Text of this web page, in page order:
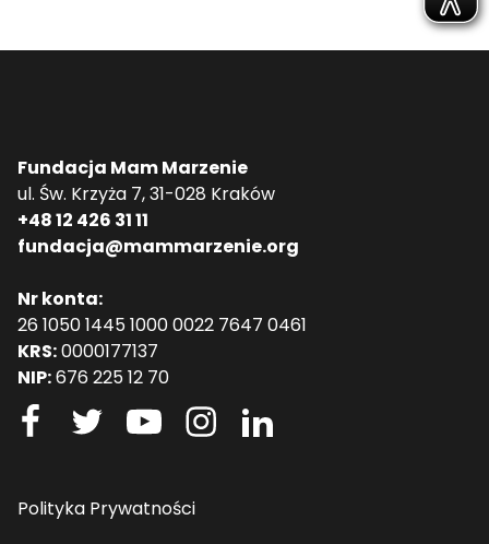
Fundacja Mam Marzenie
ul. Św. Krzyża 7, 31-028 Kraków
+48 12 426 31 11
fundacja@mammarzenie.org
Nr konta:
26 1050 1445 1000 0022 7647 0461
KRS:0000177137
NIP:676 225 12 70
Polityka Prywatności